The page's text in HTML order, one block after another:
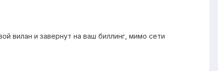
вилан и завернут на ваш биллинг, мимо сети